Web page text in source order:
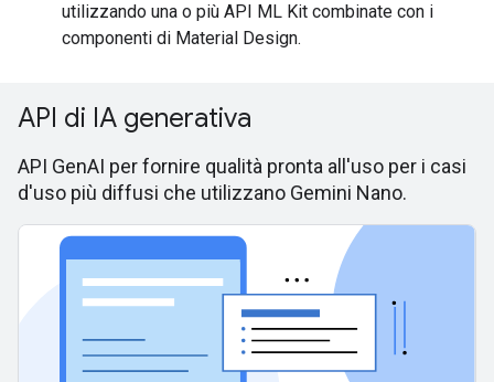
utilizzando una o più API ML Kit combinate con i
componenti di Material Design.
API di IA generativa
API GenAI per fornire qualità pronta all'uso per i casi
d'uso più diffusi che utilizzano Gemini Nano.